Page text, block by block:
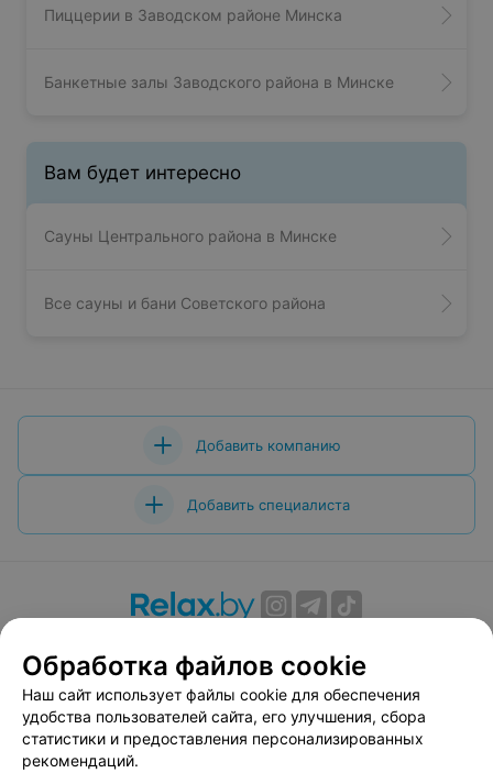
Пиццерии в Заводском районе Минска
Банкетные залы Заводского района в Минске
Вам будет интересно
Сауны Центрального района в Минске
Все сауны и бани Советского района
Добавить компанию
Добавить специалиста
Вакансии
Публичный договор
Способы оплаты
Публичный договор по использованию сервиса
«Афиша»
Пользовательское соглашение
Обработка файлов cookie
Наш сайт использует файлы cookie для обеспечения
удобства пользователей сайта, его улучшения, сбора
статистики и предоставления персонализированных
рекомендаций.